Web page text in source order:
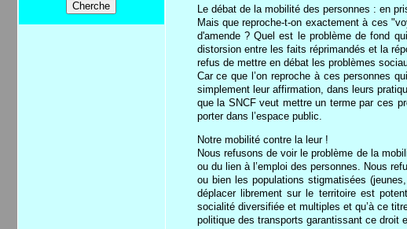
Le débat de la mobilité des personnes : en
Mais que reproche-t-on exactement à ces
d'amende ? Quel est le problème de fond
distorsion entre les faits réprimandés et la
refus de mettre en débat les problèmes
Car ce que l’on reproche à ces personnes
simplement leur affirmation, dans leurs
que la SNCF veut mettre un terme par ces
porter dans l’espace public.
Notre mobilité contre la leur !
Nous refusons de voir le problème de la
ou du lien à l’emploi des personnes. Nous
ou bien les populations stigmatisées
déplacer librement sur le territoire est
socialité diversifiée et multiples et qu’à ce
politique des transports garantissant ce droit